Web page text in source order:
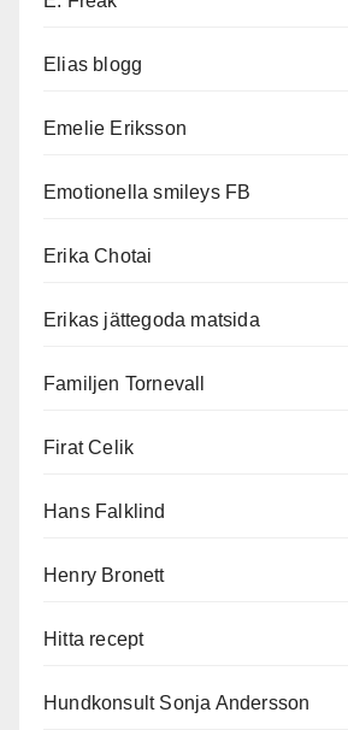
Elias blogg
Emelie Eriksson
Emotionella smileys FB
Erika Chotai
Erikas jättegoda matsida
Familjen Tornevall
Firat Celik
Hans Falklind
Henry Bronett
Hitta recept
Hundkonsult Sonja Andersson